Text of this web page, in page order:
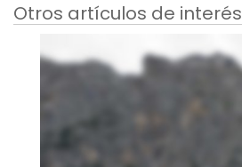
Otros artículos de interés